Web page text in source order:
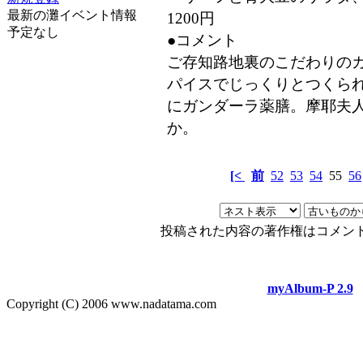
最新の灘イベント情報
予定なし
1200円
●コメント
ご存知路地裏のこだわりの
パイスでじっくりとつくら
にガンダーラ薬膳。摩耶夫
か。
[< 前 52 53 54 55 56
投稿された内容の著作権はコメン
myAlbum-P 2.9
Copyright (C) 2006 www.nadatama.com